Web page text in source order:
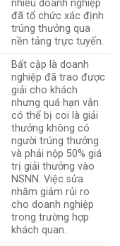
nhiều doanh nghiệp
đã tổ chức xác định
trúng thưởng qua
nền tảng trực tuyến.
Bất cập là doanh
nghiệp đã trao được
giải cho khách
nhưng quá hạn vẫn
có thể bị coi là giải
thưởng không có
người trúng thưởng
và phải nộp 50% giá
trị giải thưởng vào
NSNN. Việc sửa
nhằm giảm rủi ro
cho doanh nghiệp
trong trường hợp
khách quan.